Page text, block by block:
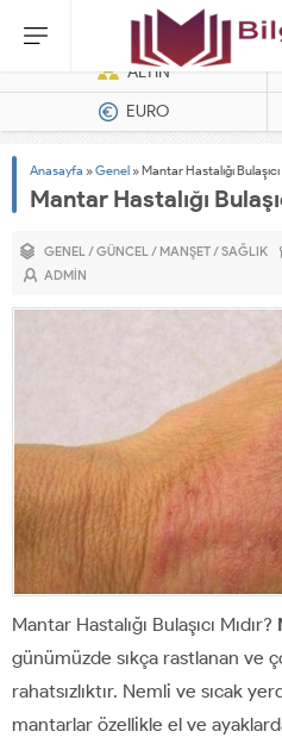
Dizel Jeneratörler
ALTIN
EURO
Anasayfa »Genel »Mantar Hastalığı Bulaşıcı
Mantar Hastalığı
GENEL/GÜNCEL/ MANŞET/SAĞLIK
ADMIN
Mantar Hastalığı Bulaşıcı Mıdır?
günümüzde sıkça rastlanan ve
rahatsızlıktır. Nemli ve sıcak
mantarlar özellikle el ve